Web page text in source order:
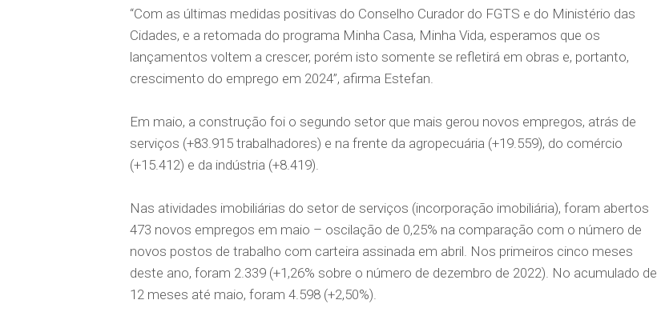
“Com as últimas medidas positivas do Conselho Curador do FGTS e do Ministério das
Cidades, e a retomada do programa Minha Casa, Minha Vida, esperamos que os
lançamentos voltem a crescer, porém isto somente se refletirá em obras e, portanto,
crescimento do emprego em 2024”, afirma Estefan.
Em maio, a construção foi o segundo setor que mais gerou novos empregos, atrás de
serviços (+83.915 trabalhadores) e na frente da agropecuária (+19.559), do comércio
(+15.412) e da indústria (+8.419).
Nas atividades imobiliárias do setor de serviços (incorporação imobiliária), foram abertos
473 novos empregos em maio – oscilação de 0,25% na comparação com o número de
novos postos de trabalho com carteira assinada em abril. Nos primeiros cinco meses
deste ano, foram 2.339 (+1,26% sobre o número de dezembro de 2022). No acumulado de
12 meses até maio, foram 4.598 (+2,50%).